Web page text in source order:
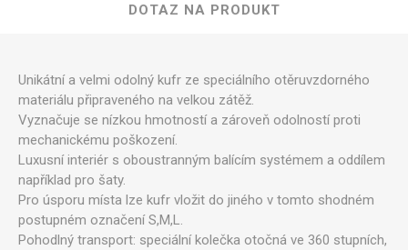
DOTAZ NA PRODUKT
Unikátní a velmi odolný kufr ze speciálního otěruvzdorného
materiálu připraveného na velkou zátěž.
Vyznačuje se nízkou hmotností a zároveň odolností proti
mechanickému poškození.
Luxusní interiér s oboustranným balícím systémem a oddílem
například pro šaty.
Pro úsporu místa lze kufr vložit do jiného v tomto shodném
postupném označení S,M,L.
Pohodlný transport: speciální kolečka otočná ve 360 stupních,